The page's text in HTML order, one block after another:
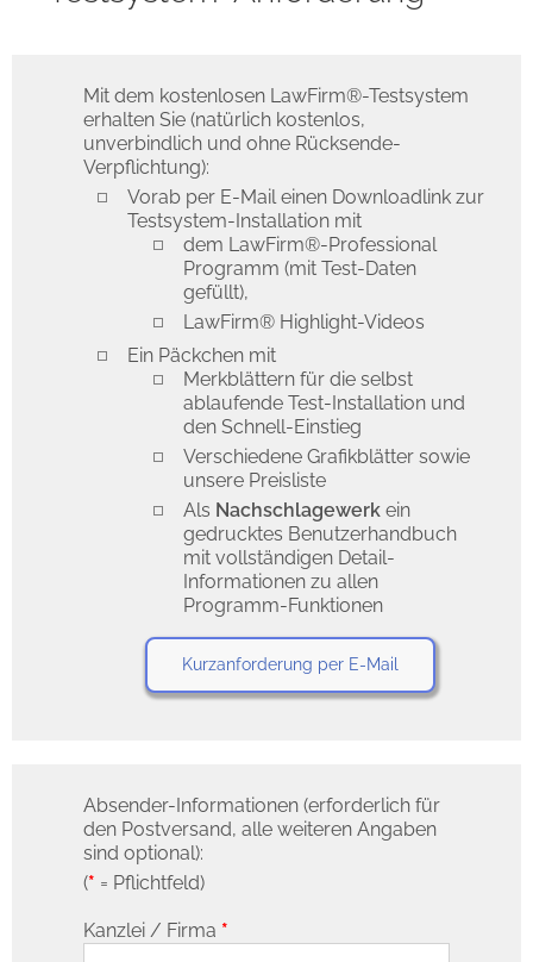
Mit dem kostenlosen LawFirm®-Testsystem
erhalten Sie (natürlich kostenlos,
unverbindlich und ohne Rücksende-
Verpflichtung):
Vorab per E-Mail einen Downloadlink zur
Testsystem-Installation mit
dem LawFirm®-Professional
Programm (mit Test-Daten
gefüllt),
LawFirm® Highlight-Videos
Ein Päckchen mit
Merkblättern für die selbst
ablaufende Test-Installation und
den Schnell-Einstieg
Verschiedene Grafikblätter sowie
unsere Preisliste
Als Nachschlagewerk ein
gedrucktes Benutzerhandbuch
mit vollständigen Detail-
Informationen zu allen
Programm-Funktionen
Kurzanforderung per E-Mail
Absender-Informationen (erforderlich für
den Postversand, alle weiteren Angaben
sind optional):
(* = Pflichtfeld)
Kanzlei / Firma *